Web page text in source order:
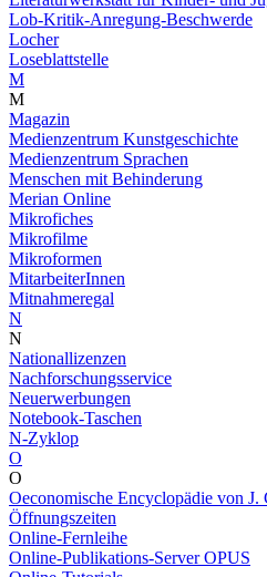
Lob-Kritik-Anregung-Beschwerde
Locher
Loseblattstelle
M
M
Magazin
Medienzentrum Kunstgeschichte
Medienzentrum Sprachen
Menschen mit Behinderung
Merian Online
Mikrofiches
Mikrofilme
Mikroformen
MitarbeiterInnen
Mitnahmeregal
N
N
Nationallizenzen
Nachforschungsservice
Neuerwerbungen
Notebook-Taschen
N-Zyklop
O
O
Oeconomische Encyclopädie von
Öffnungszeiten
Online-Fernleihe
Online-Publikations-Server OPUS